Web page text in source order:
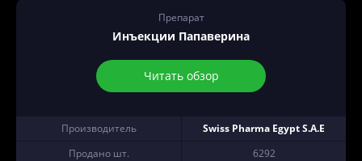
Препарат
Инъекции Папаверина
Читать обзор
Производитель
Swiss Pharma Egypt S.A.E
Продано шт.
6292